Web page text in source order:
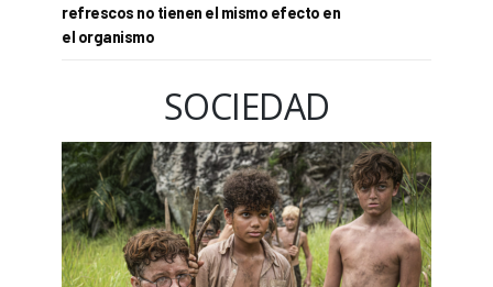
refrescos no tienen el mismo efecto en
el organismo
SOCIEDAD